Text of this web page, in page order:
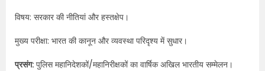
विषय: सरकार की नीतियां और हस्तक्षेप।
मुख्य परीक्षा: भारत की कानून और व्यवस्था परिदृश्य में सुधार।
प्रसंग: पुलिस महानिदेशकों/महानिरीक्षकों का वार्षिक अखिल भारतीय सम्मेलन।